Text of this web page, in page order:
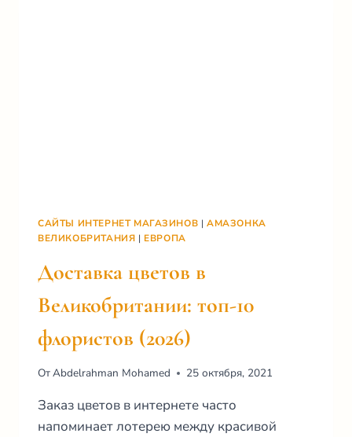
САЙТЫ ИНТЕРНЕТ МАГАЗИНОВ |АМАЗОНКА
ВЕЛИКОБРИТАНИЯ | ЕВРОПА
Доставка цветов в
Великобритании: топ-10
флористов (2026)
ОтAbdelrahman Mohamed 25 октября, 2021
Заказ цветов в интернете часто
напоминает лотерею между красивой